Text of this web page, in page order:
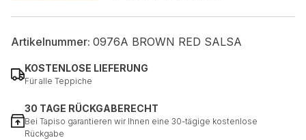
Artikelnummer: 0976A BROWN RED SALSA
KOSTENLOSE LIEFERUNG
Für alle Teppiche
30 TAGE RÜCKGABERECHT
Bei Tapiso garantieren wir Ihnen eine 30-tägige kostenlose
Rückgabe